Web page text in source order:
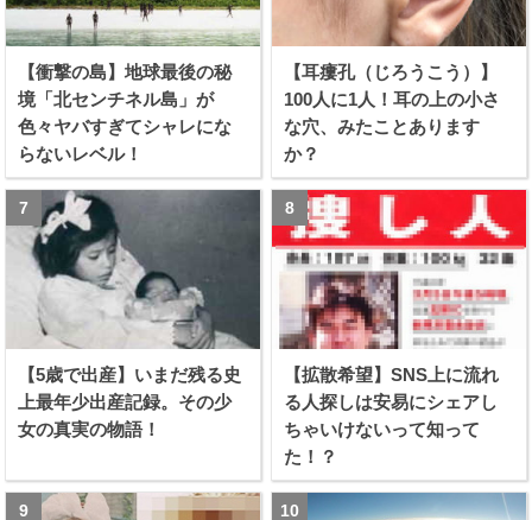
【衝撃の島】地球最後の秘
境「北センチネル島」が
色々ヤバすぎてシャレにな
らないレベル！
【耳瘻孔（じろうこう）】
100人に1人！耳の上の小さ
な穴、みたことあります
か？
【5歳で出産】いまだ残る史
上最年少出産記録。その少
女の真実の物語！
【拡散希望】SNS上に流れ
る人探しは安易にシェアし
ちゃいけないって知って
た！？